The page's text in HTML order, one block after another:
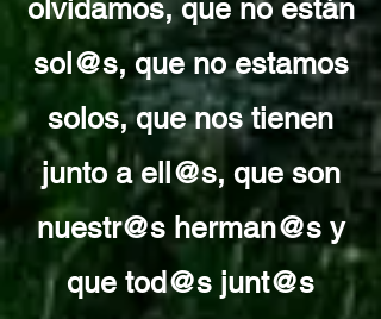
olvidamos, que no están
sol@s, que no estamos
solos, que nos tienen
junto a ell@s, que son
nuestr@s herman@s y
que tod@s junt@s